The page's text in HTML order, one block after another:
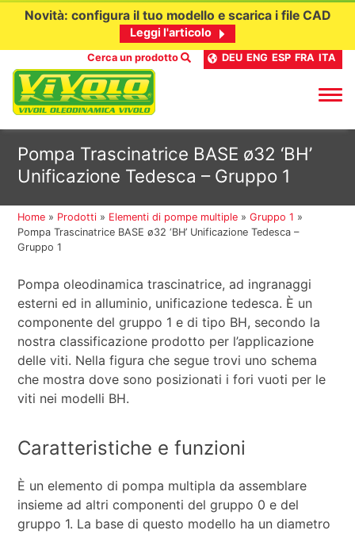
contenuto
Novità: configura il tuo modello e scarica i file CAD
Leggi l'articolo
Cerca un prodotto DEU ENG ESP FRA ITA
Pompa Trascinatrice BASE ø32 ‘BH’
Unificazione Tedesca – Gruppo 1
Home » Prodotti » Elementi di pompe multiple »Gruppo 1 »
Pompa Trascinatrice BASE ø32 ‘BH’ Unificazione Tedesca –
Gruppo 1
Pompa oleodinamica trascinatrice, ad ingranaggi
esterni ed in alluminio, unificazione tedesca. È un
componente del gruppo 1 e di tipo BH, secondo la
nostra classificazione prodotto per l’applicazione
delle viti. Nella figura che segue trovi uno schema
che mostra dove sono posizionati i fori vuoti per le
viti nei modelli BH.
Caratteristiche e funzioni
È un elemento di pompa multipla da assemblare
insieme ad altri componenti del gruppo 0 e del
gruppo 1. La base di questo modello ha un diametro